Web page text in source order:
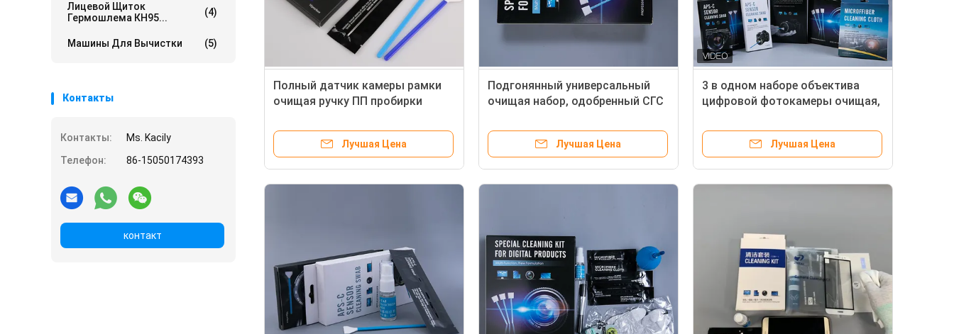
Лицевой Щиток
Гермошлема КН95...
(4)
Машины Для Вычистки (5)
Контакты
Контакты:
Ms. Kacily
Телефон:
86-15050174393
контакт
Полный датчик камеры рамки
очищая ручку ПП пробирки
Лучшая Цена
Подгонянный универсальный
очищая набор, одобренный СГС
Лучшая Цена
3 в одном наборе объектива
цифровой фотокамеры очищая,
ноутбука установленное
Лучшая Цена